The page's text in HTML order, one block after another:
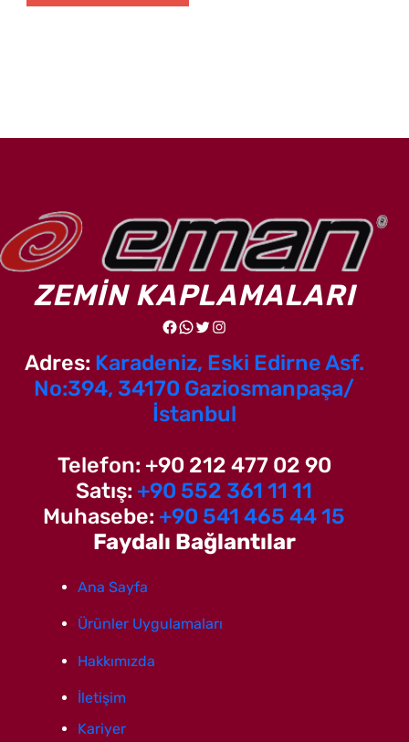
ZEMİN KAPLAMALARI
Facebook WhatsApp Twitter Instagram
Adres: Karadeniz, Eski Edirne Asf.
No:394, 34170 Gaziosmanpaşa/
İstanbul
Telefon: +90 212 477 02 90
Satış: +90 552 361 11 11
Muhasebe: +90 541 465 44 15
Faydalı Bağlantılar
Ana Sayfa
Ürünler Uygulamaları
Hakkımızda
İletişim
Kariyer